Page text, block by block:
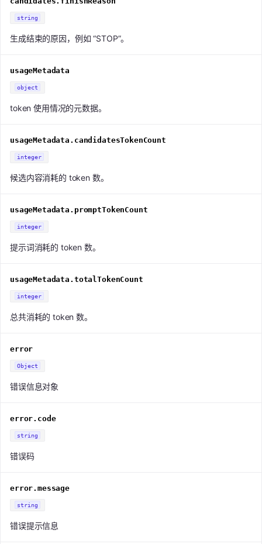
string
生成结束的原因，例如 “STOP”。
usageMetadata
object
token 使用情况的元数据。
usageMetadata.candidatesTokenCount
integer
候选内容消耗的 token 数。
usageMetadata.promptTokenCount
integer
提示词消耗的 token 数。
usageMetadata.totalTokenCount
integer
总共消耗的 token 数。
error
Object
错误信息对象
error.code
string
错误码
error.message
string
错误提示信息